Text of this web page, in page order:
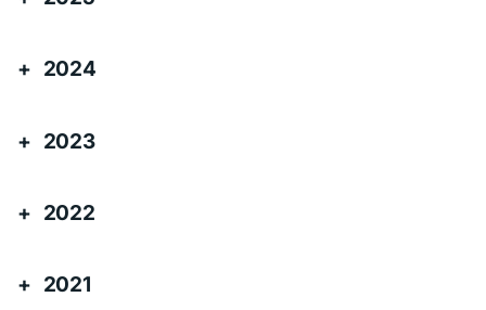
2024
2023
2022
2021